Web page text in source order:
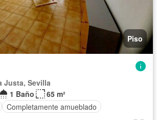
Piso
Justa, Sevilla
1 Baño
65 m²
Completamente amueblado